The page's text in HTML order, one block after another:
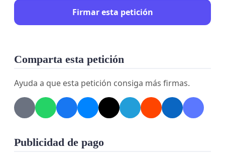
Firmar esta petición
Comparta esta petición
Ayuda a que esta petición consiga más firmas.
Publicidad de pago